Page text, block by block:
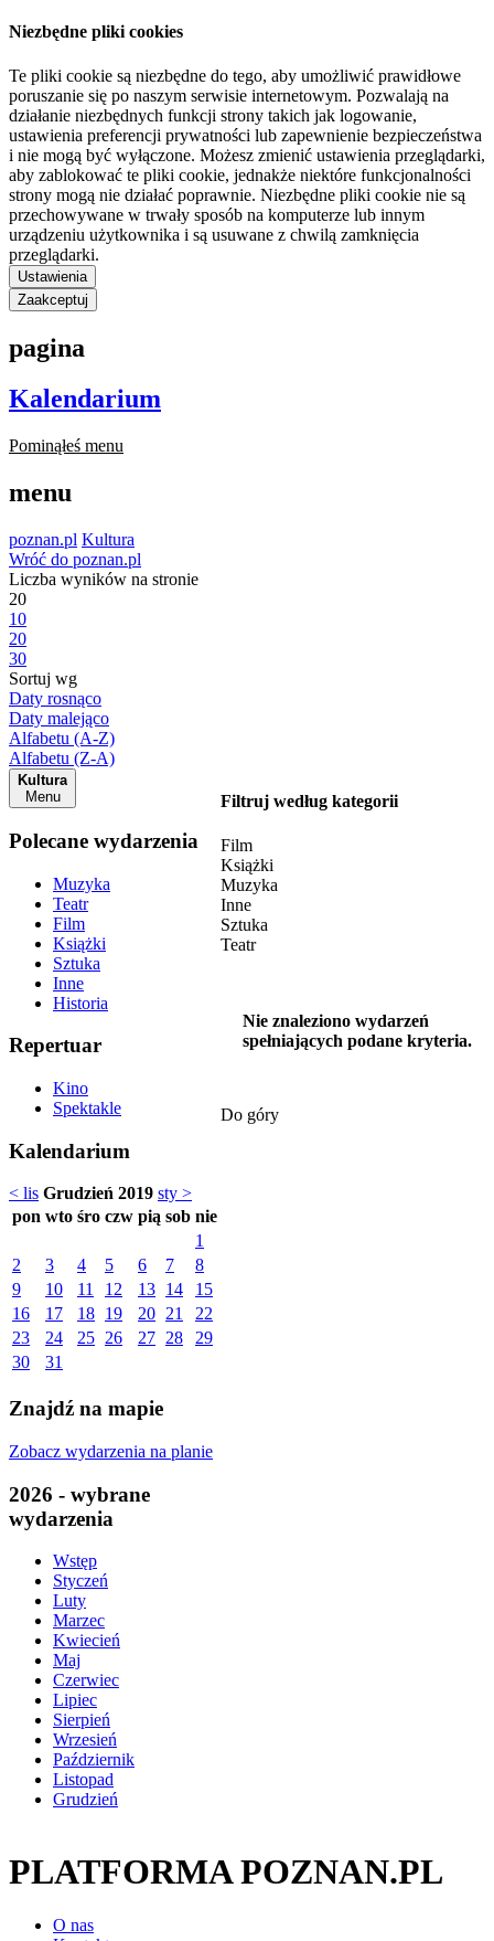
Niezbędne pliki cookies
Te pliki cookie są niezbędne do tego, aby umożliwić prawidłowe
poruszanie się po naszym serwisie internetowym. Pozwalają na
działanie niezbędnych funkcji strony takich jak logowanie,
ustawienia preferencji prywatności lub zapewnienie bezpieczeństwa
i nie mogą być wyłączone. Możesz zmienić ustawienia przeglądarki,
aby zablokować te pliki cookie, jednakże niektóre funkcjonalności
strony mogą nie działać poprawnie. Niezbędne pliki cookie nie są
przechowywane w trwały sposób na komputerze lub innym
urządzeniu użytkownika i są usuwane z chwilą zamknięcia
przeglądarki.
Ustawienia
Zaakceptuj
pagina
Kalendarium
Pominąłeś menu
menu
poznan.pl Kultura
Wróć do poznan.pl
Liczba wyników na stronie
20
10
20
30
Sortuj wg
Daty rosnąco
Daty malejąco
Alfabetu (A-Z)
Alfabetu (Z-A)
Kultura
Menu
Polecane wydarzenia
Muzyka
Teatr
Film
Książki
Sztuka
Inne
Historia
Repertuar
Kino
Spektakle
Kalendarium
< lis Grudzień 2019 sty >
pon wto śro czw pią sob nie
1
2
3 4 5 6 7
8
9
10 11 12 13 14
15
16
17 18 19 20 21
22
23
24 25 26 27 28
29
30
31
Znajdź na mapie
Zobacz wydarzenia na planie
2026 - wybrane
wydarzenia
Wstęp
Styczeń
Luty
Marzec
Kwiecień
Maj
Czerwiec
Lipiec
Sierpień
Wrzesień
Październik
Listopad
Grudzień
Filtruj według kategorii
Film
Książki
Muzyka
Inne
Sztuka
Teatr
Nie znaleziono wydarzeń
spełniających podane kryteria.
Do góry
PLATFORMA POZNAN.PL
O nas